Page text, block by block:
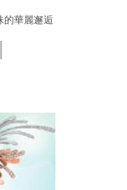
的華麗邂逅